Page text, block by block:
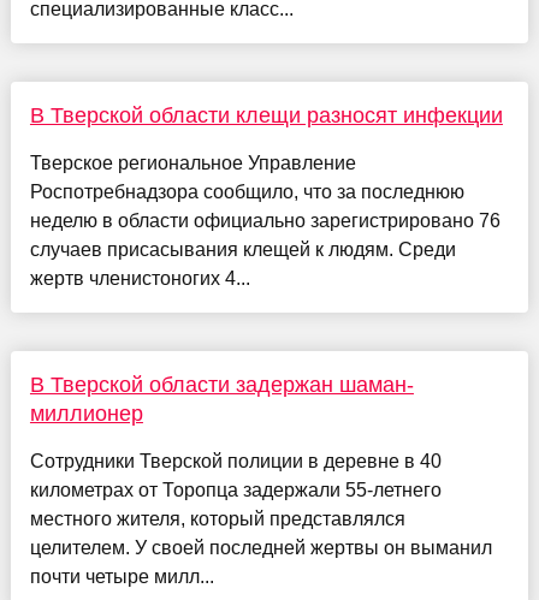
специализированные класс...
В Тверской области клещи разносят инфекции
Тверское региональное Управление
Роспотребнадзора сообщило, что за последнюю
неделю в области официально зарегистрировано 76
случаев присасывания клещей к людям. Среди
жертв членистоногих 4...
В Тверской области задержан шаман-
миллионер
Сотрудники Тверской полиции в деревне в 40
километрах от Торопца задержали 55-летнего
местного жителя, который представлялся
целителем. У своей последней жертвы он выманил
почти четыре милл...